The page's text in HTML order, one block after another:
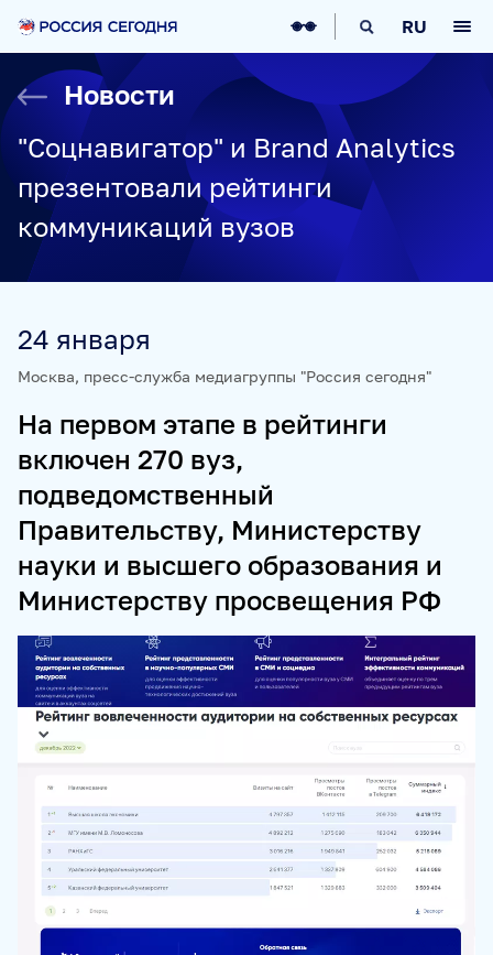
О НАС
О МЕДИАГРУППЕ
ИСТОРИЯ
СОЦИАЛЬНАЯ ОТВЕТСТВЕННОСТЬ
РУКОВОДСТВО
КАРЬЕРА
СТАЖИРОВКА
IT-ВОЗМОЖНОСТИ
НАГРАДЫ
НАШИ СМИ
РИА НОВОСТИ
СОЦИАЛЬНЫЙ НАВИГАТОР
ПРОЕКТЫ
SPUTNIKPRO
КОНКУРС ИМЕНИ СТЕНИНА
ФЕСТИВАЛЬ KOKTEBEL JAZZ PARTY
ПОЖАЛУЙСТА, ДЫШИТЕ!
НЮРНБЕРГ. НАЧАЛО МИРА
ПРОДУКТЫ И СЕРВИСЫ
НОВОСТНЫЕ ЛЕНТЫ
МЕДИАБАНК
РЕКЛАМА И СПЕЦПРОЕКТЫ
МЕДИАФАСАД
РЕЙТИНГИ И АНАЛИТИКА
БАЗА АНОНСОВ
ПЕРЕВОДЫ
ФОТОХОСТИНГИ
ФОТОВЫСТАВКИ
ТРЕНИНГИ
МУЛЬТИМЕДИЙНЫЙ ПРЕСС-ЦЕНТР
RU
Новости
"Соцнавигатор" и Brand Analytics
презентовали рейтинги
коммуникаций вузов
24 января
Москва, пресс-служба медиагруппы "Россия сегодня"
На первом этапе в рейтинги
включен 270 вуз,
подведомственный
Правительству, Министерству
науки и высшего образования и
Министерству просвещения РФ